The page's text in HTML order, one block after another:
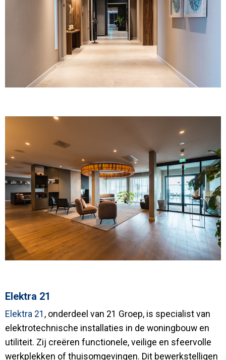
Elektra 21
Elektra 21 , onderdeel van 21 Groep, is specialist van
elektrotechnische installaties in de woningbouw en
utiliteit. Zij creëren functionele, veilige en sfeervolle
werkplekken of thuisomgevingen. Dit bewerkstelligen